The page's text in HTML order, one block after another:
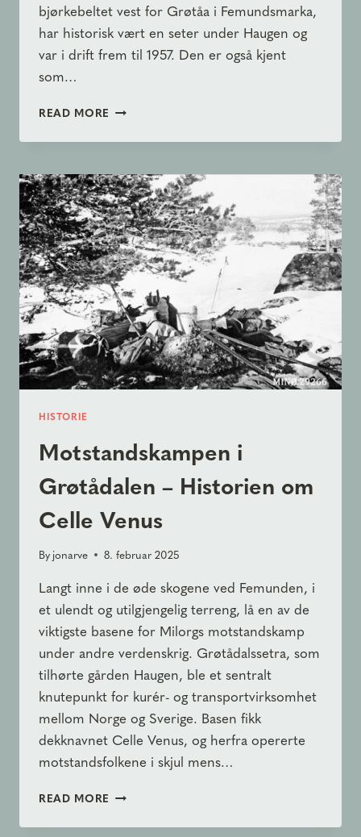
bjørkebeltet vest for Grøtåa i Femundsmarka,
har historisk vært en seter under Haugen og
var i drift frem til 1957. Den er også kjent
som…
READ MORE BOTANIKK
GRØTÅDALSSETRA:
KULTURMARK
PREGET
AV
TID
OG
NATUR
HISTORIE
Motstandskampen i
Grøtådalen – Historien om
Celle Venus
By jonarve 8. februar 2025
Langt inne i de øde skogene ved Femunden, i
et ulendt og utilgjengelig terreng, lå en av de
viktigste basene for Milorgs motstandskamp
under andre verdenskrig. Grøtådalssetra, som
tilhørte gården Haugen, ble et sentralt
knutepunkt for kurér- og transportvirksomhet
mellom Norge og Sverige. Basen fikk
dekknavnet Celle Venus, og herfra opererte
motstandsfolkene i skjul mens…
READ MORE MOTSTANDSKAMPEN
GRØTÅDALEN